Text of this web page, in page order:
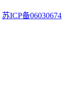
苏ICP备06030674